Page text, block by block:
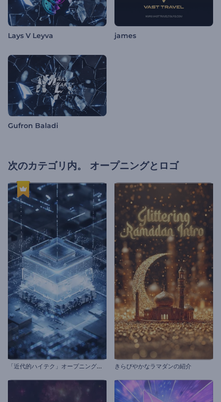
Lays V Leyva james
Gufron Baladi
次のカテゴリ内。 オープニングとロゴ
「
近代的ハイテク」オープニング動画 きらびやかなラマダンの紹介